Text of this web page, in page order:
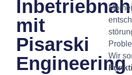
mit
Pisarski
Engineering
Wir